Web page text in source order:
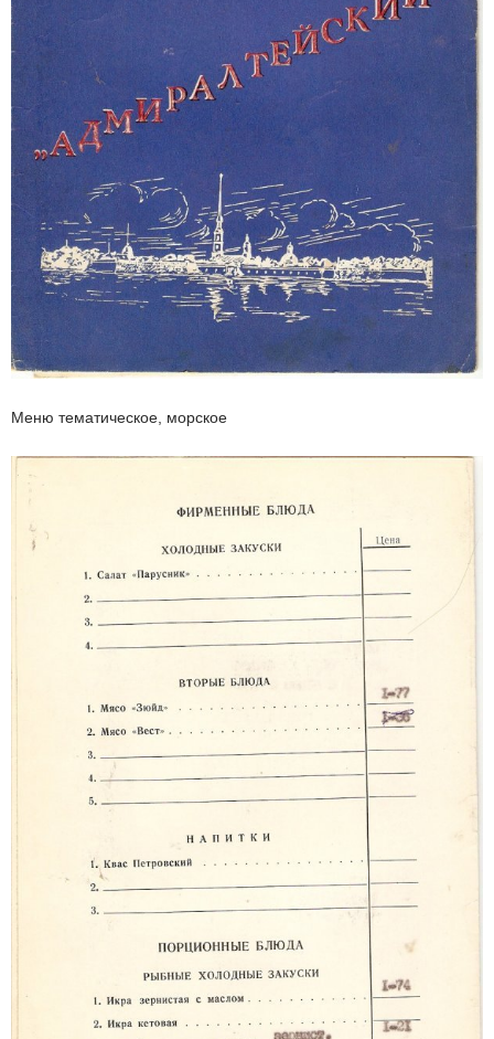
Меню тематическое, морское